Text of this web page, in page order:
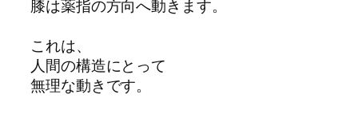
膝は薬指の方向へ動きます。
これは、
人間の構造にとって
無理な動きです。